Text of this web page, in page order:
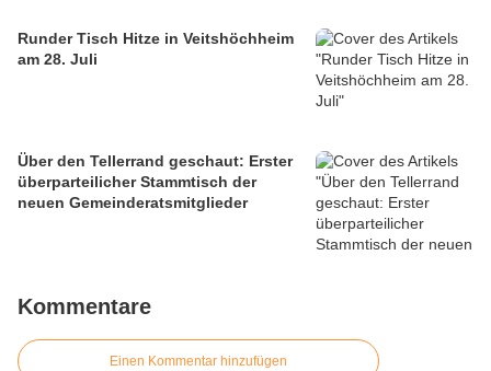
Runder Tisch Hitze in Veitshöchheim
am 28. Juli
Über den Tellerrand geschaut: Erster
überparteilicher Stammtisch der
neuen Gemeinderatsmitglieder
Kommentare
Einen Kommentar hinzufügen